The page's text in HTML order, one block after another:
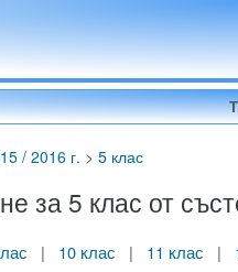
/ 2016 г. > 5 клас
за 5 клас от
| 10 клас | 11 клас |